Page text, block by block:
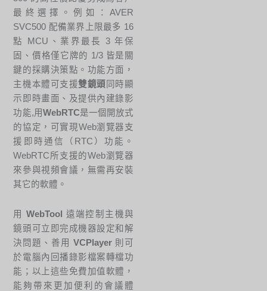
最終選擇。例如：AVER
SVC500 配備業界上限最多 16
點 MCU、業界最長 3 年保
固、價格僅它牌的 1/3 皆是關
鍵的採購決策點。功能方面，
主機本體可支援雙鏡頭 同時顯
示即時畫面、及提供內建錄影
功能,用WebRTC是一個開放式
的協定，可實現Web瀏覽器支
援即時通信（RTC）功能。
WebRTC所支援的Web瀏覽器
來參與視頻會議，無需再安裝
其它的軟體。
用WebTool 遠端控制主機與
鏡頭可立即完成機器設定和解
決問題、善用VCPlayer 則可
於電腦內回播錄影檔案轉檔功
能；以上這些免費加值軟體，
能夠帶來更加便利的會議體